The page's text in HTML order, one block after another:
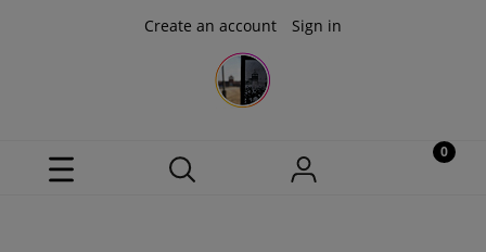
Create an account Sign in